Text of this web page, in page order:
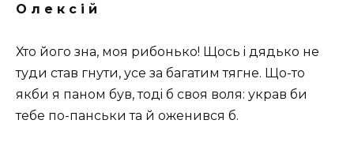
О л е к с i й
Хто його зна, моя рибонько! Щось i дядько не
туди став гнути, усе за багатим тягне. Що-то
якби я паном був, тодi б своя воля: украв би
тебе по-панськи та й оженився б.